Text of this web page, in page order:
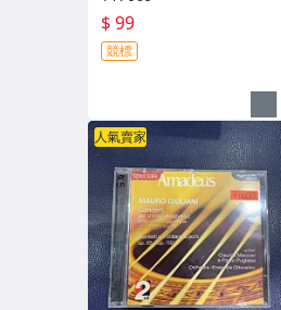
$ 99
競標
人氣賣家